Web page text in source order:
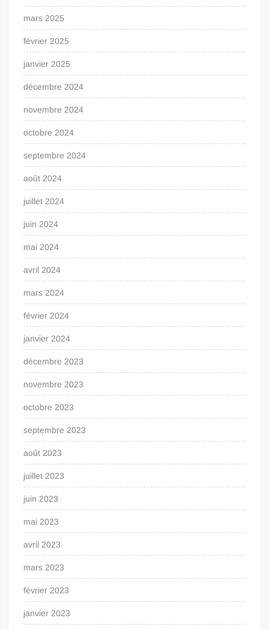
mars 2025
février 2025
janvier 2025
décembre 2024
novembre 2024
octobre 2024
septembre 2024
août 2024
juillet 2024
juin 2024
mai 2024
avril 2024
mars 2024
février 2024
janvier 2024
décembre 2023
novembre 2023
octobre 2023
septembre 2023
août 2023
juillet 2023
juin 2023
mai 2023
avril 2023
mars 2023
février 2023
janvier 2023